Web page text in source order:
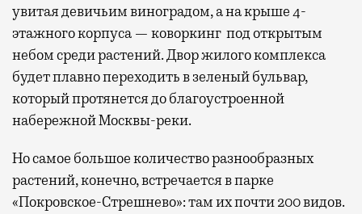
увитая девичьим виноградом, а на крыше 4-
этажного корпуса — коворкинг под открытым
небом среди растений. Двор жилого комплекса
будет плавно переходить в зеленый бульвар,
который протянется до благоустроенной
набережной Москвы-реки.
Но самое большое количество разнообразных
растений, конечно, встречается в парке
«Покровское-Стрешнево»: там ихпочти 200 видов.